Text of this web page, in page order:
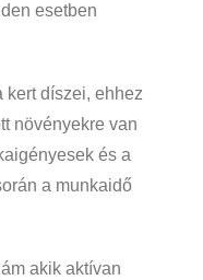
esetben
kert díszei, ehhez
növényekre van
és a
a munkaidő
akik aktívan